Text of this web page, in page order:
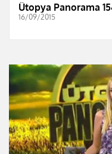
Ütopya Panorama
16/09/2015